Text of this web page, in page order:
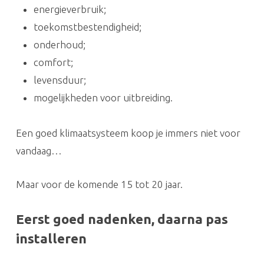
energieverbruik;
toekomstbestendigheid;
onderhoud;
comfort;
levensduur;
mogelijkheden voor uitbreiding.
Een goed klimaatsysteem koop je immers niet voor
vandaag…
Maar voor de komende 15 tot 20 jaar.
Eerst goed nadenken, daarna pas
installeren